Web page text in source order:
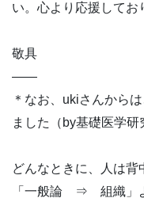
い。心より応援してお
敬具
——
＊なお、ukiさんから
ました（by基礎医学研
どんなときに、人は背
「一般論 ⇒ 組織」